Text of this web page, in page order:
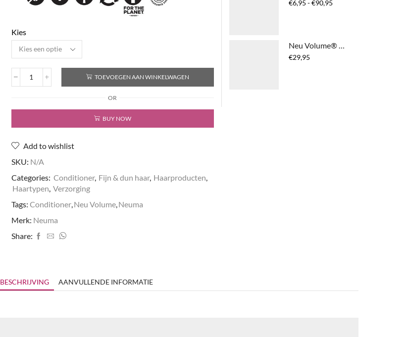
Kies
Neu
aantal
TOEVOEGEN AAN WINKELWAGEN
OR
BUY NOW
Add to wishlist
SKU: N/A
Categories: Conditioner, Fijn & dun haar, Haarproducten,
Haartypen, Verzorging
Tags: Conditioner,Neu Volume,Neuma
Merk: Neuma
Share:
€6,95 - €90,95Prijsklasse:
Neu Volume® Styling Spray
€29,95
BESCHRIJVING AANVULLENDE INFORMATIE